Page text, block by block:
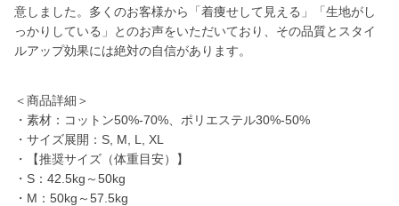
意しました。多くのお客様から「着痩せして見える」「生地がし
っかりしている」とのお声をいただいており、その品質とスタイ
ルアップ効果には絶対の自信があります。
＜商品詳細＞
・素材：コットン50%-70%、ポリエステル30%-50%
・サイズ展開：S, M, L, XL
・【推奨サイズ（体重目安）】
・S：42.5kg～50kg
・M：50kg～57.5kg